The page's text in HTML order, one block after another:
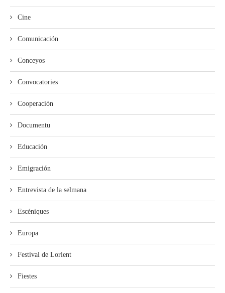
Cine
Comunicación
Conceyos
Convocatories
Cooperación
Documentu
Educación
Emigración
Entrevista de la selmana
Escéniques
Europa
Festival de Lorient
Fiestes